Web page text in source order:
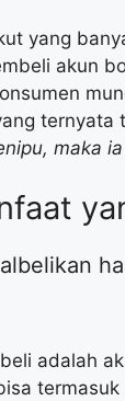
yang
akun
ternyata
maka
adalah